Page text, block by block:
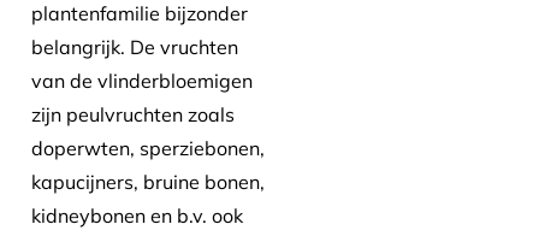
plantenfamilie bijzonder
belangrijk. De vruchten
van de vlinderbloemigen
zijn peulvruchten zoals
doperwten, sperziebonen,
kapucijners, bruine bonen,
kidneybonen en b.v. ook